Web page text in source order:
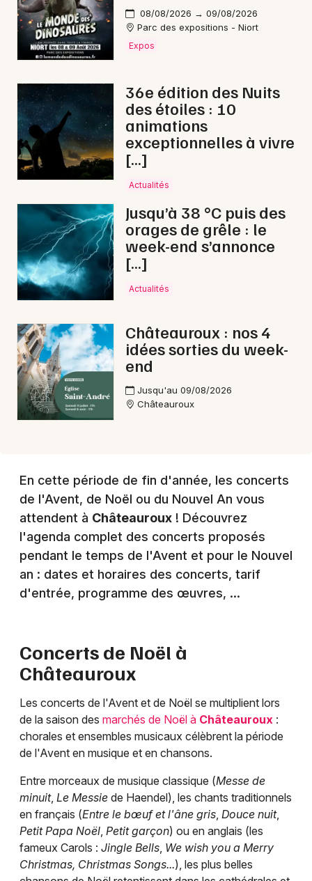
Newsletter des sorties
Artistes en tournée
Actus à Châteauroux
Magazine à Châteauroux
36 - Indre
Mon email
08/08/2026 → 09/08/2026
Parc des expositions - Niort
Expos
36e édition des Nuits
des étoiles : 10
animations
exceptionnelles à vivre
[…]
Actualités
Jusqu’à 38 °C puis des
orages de grêle : le
week-end s’annonce
[…]
Actualités
Châteauroux : nos 4
idées sorties du week-
end
Jusqu'au 09/08/2026
Châteauroux
En cette période de fin d'année, les concerts
de l'Avent, de Noël ou du Nouvel An vous
attendent à Châteauroux ! Découvrez
l'agenda complet des concerts proposés
pendant le temps de l'Avent et pour le Nouvel
an : dates et horaires des concerts, tarif
d'entrée, programme des œuvres, ...
Concerts de Noël à
Châteauroux
Les concerts de l'Avent et de Noël se multiplient lors
de la saison des marchés de Noël à Châteauroux :
chorales et ensembles musicaux célèbrent la période
de l'Avent en musique et en chansons.
Entre morceaux de musique classique (Messe de
minuit, Le Messie de Haendel), les chants traditionnels
en français (Entre le bœuf et l'âne gris, Douce nuit,
Petit Papa Noël, Petit garçon) ou en anglais (les
fameux Carols : Jingle Bells, We wish you a Merry
Christmas, Christmas Songs...), les plus belles